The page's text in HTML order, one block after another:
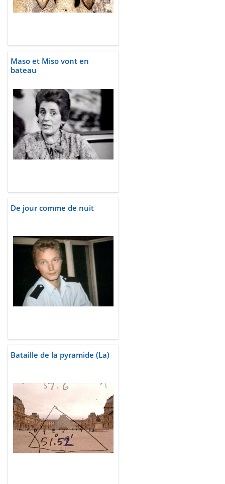
Maso et Miso vont en
bateau
De jour comme de nuit
Bataille de la pyramide (La)